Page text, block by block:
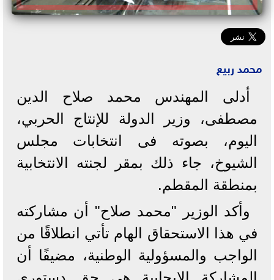
محمد ربيع
أدلى المهندس محمد صلاح الدين
مصطفى، وزير الدولة للإنتاج الحربي،
اليوم، بصوته فى انتخابات مجلس
الشيوخ، جاء ذلك بمقر لجنته الانتخابية
بمنطقة المقطم.
وأكد الوزير "محمد صلاح" أن مشاركته
في هذا الاستحقاق الهام تأتي انطلاقًا من
الواجب والمسؤولية الوطنية، مضيفًا أن